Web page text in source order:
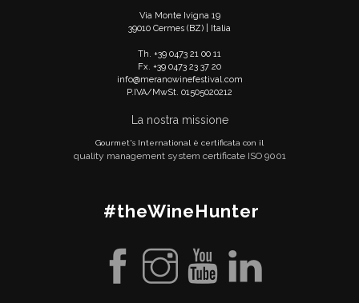
Via Monte Ivigna 19
39010 Cermes (BZ) | Italia
Th. +39 0473 21 00 11
Fx. +39 0473 23 37 20
info@meranowinefestival.com
P.IVA/MwSt. 01505020212
La nostra missione
Gourmet's International è certificata con il
quality management system certificate ISO 9001
#theWineHunter